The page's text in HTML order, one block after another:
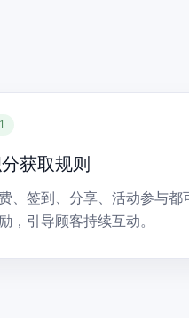
获取规则
、签到、分享、活动参与都
，引导顾客持续互动。